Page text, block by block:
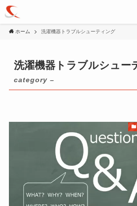
ホーム 洗濯機器トラブルシューティング
洗濯機器トラブルシュー
category –